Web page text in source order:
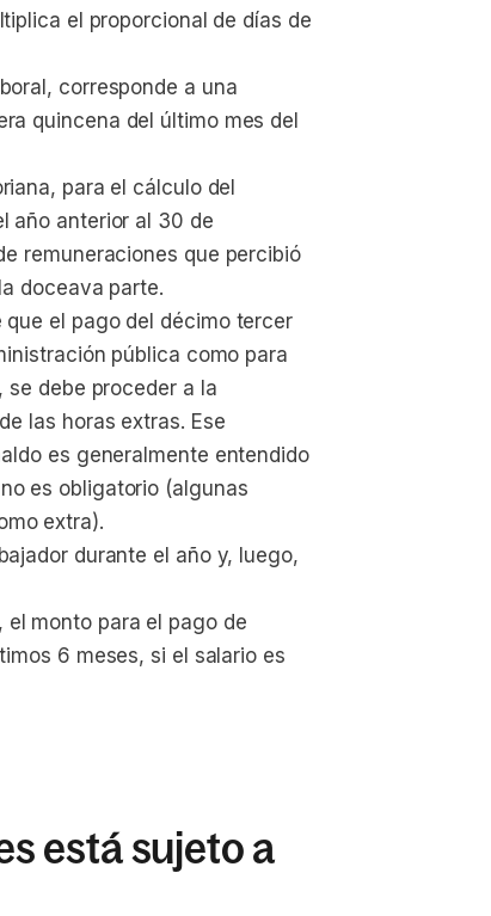
el proporcional de días de
corresponde a una
quincena del último mes del
para el cálculo del
año anterior al 30 de
remuneraciones que percibió
doceava parte.
el pago del décimo tercer
pública como para
se debe proceder a la
las horas extras. Ese
es generalmente entendido
es obligatorio (algunas
extra).
durante el año y, luego,
monto para el pago de
6 meses, si el salario es
está sujeto a